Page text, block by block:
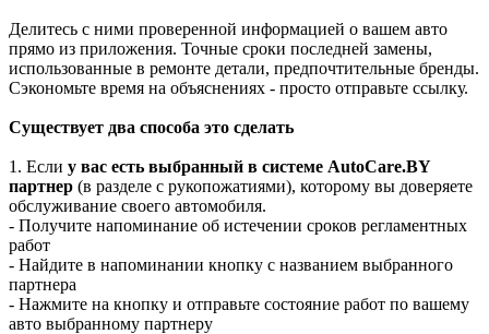
Делитесь с ними проверенной информацией о вашем авто
прямо из приложения. Точные сроки последней замены,
использованные в ремонте детали, предпочтительные бренды.
Сэкономьте время на объяснениях - просто отправьте ссылку.
Существует два способа это сделать
1. Если у вас есть выбранный в системе AutoCare.BY
партнер (в разделе с рукопожатиями), которому вы доверяете
обслуживание своего автомобиля.
- Получите напоминание об истечении сроков регламентных
работ
- Найдите в напоминании кнопку с названием выбранного
партнера
- Нажмите на кнопку и отправьте состояние работ по вашему
авто выбранному партнеру